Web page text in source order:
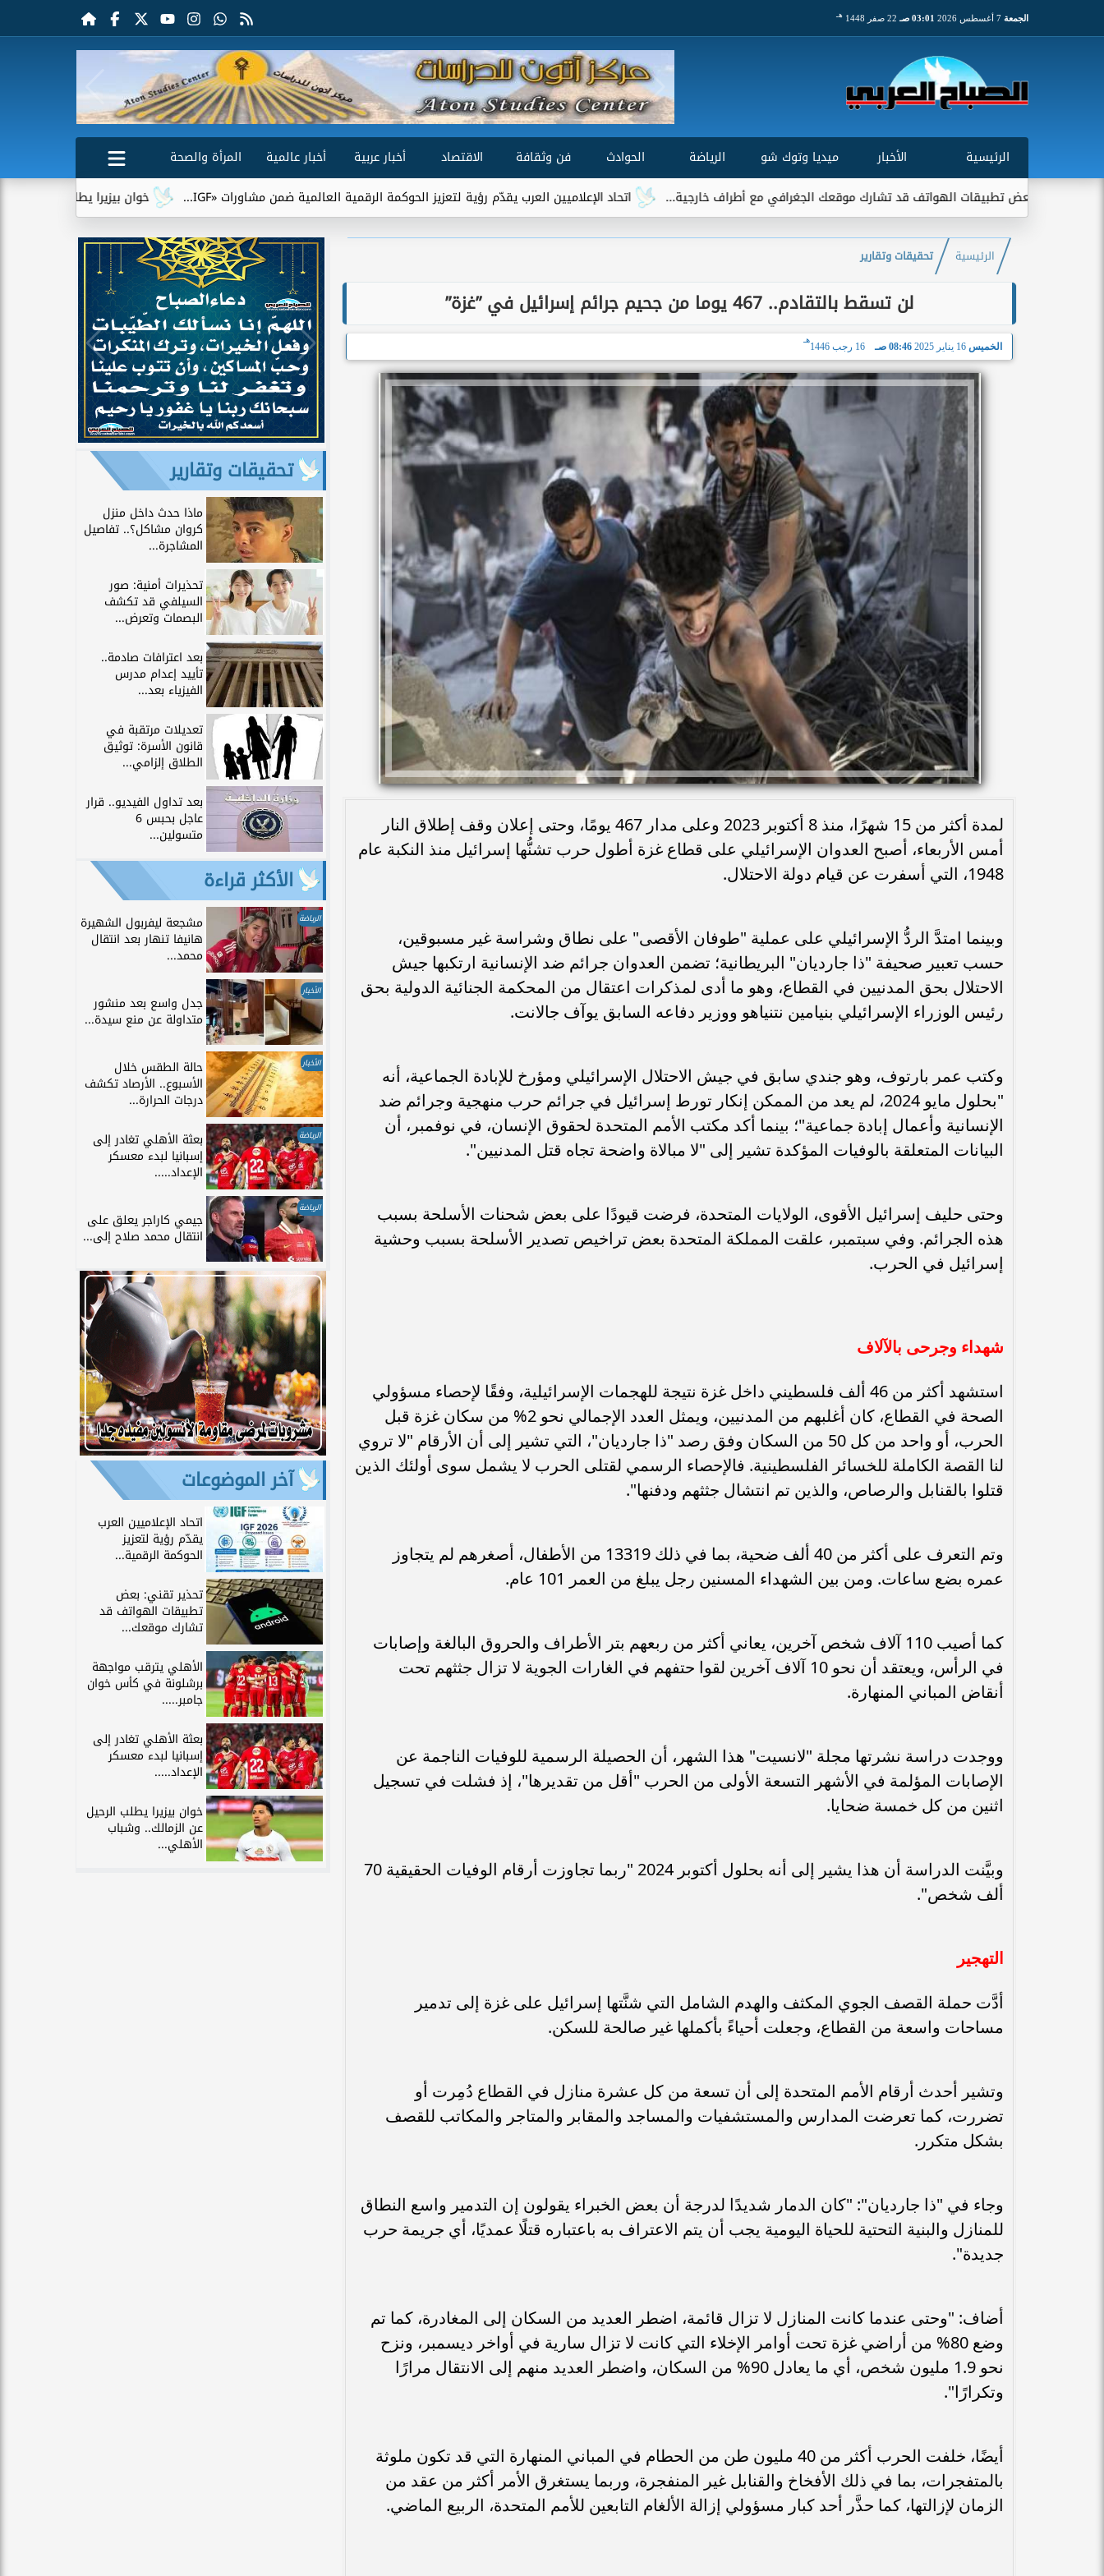
الجمعة 03:01 صـ 22 صفر 1448 هـ
الرئيسية الأخبار ميديا وتوك شو الرياضة الحوادث فن وثقافة الاقتصاد أخبار عربية أخبار عالمية
المرأة والصحة
خوان بيزيرا يطلب الرحيل عن الزمالك..
اتحاد الإعلاميين العرب يقدّم رؤية لتعزيز الحوكمة الرقمية العالمية ضمن مشاورات «IGF... تطبيقات الهواتف قد تشارك موقعك الجغرافي مع أطراف خارجية...
الرئيسية تحقيقات وتقارير
لن تسقط بالتقادم.. 467 يوما من جحيم جرائم إسرائيل في ”غزة”
الخميس 16 يناير 2025 08:46 صـ 16 رجب 1446
هـ
لمدة أكثر من 15 شهرًا، منذ 8 أكتوبر 2023 وعلى مدار 467 يومًا، وحتى إعلان وقف إطلاق النار
أمس الأربعاء، أصبح العدوان الإسرائيلي على قطاع غزة أطول حرب تشنُّها إسرائيل منذ النكبة عام
1948، التي أسفرت عن قيام دولة الاحتلال.
وبينما امتدَّ الردُّ الإسرائيلي على عملية "طوفان الأقصى" على نطاق وشراسة غير مسبوقين،
حسب تعبير صحيفة "ذا جارديان" البريطانية؛ تضمن العدوان جرائم ضد الإنسانية ارتكبها جيش
الاحتلال بحق المدنيين في القطاع، وهو ما أدى لمذكرات اعتقال من المحكمة الجنائية الدولية بحق
رئيس الوزراء الإسرائيلي بنيامين نتنياهو ووزير دفاعه السابق يوآف جالانت.
وكتب عمر بارتوف، وهو جندي سابق في جيش الاحتلال الإسرائيلي ومؤرخ للإبادة الجماعية، أنه
"بحلول مايو 2024، لم يعد من الممكن إنكار تورط إسرائيل في جرائم حرب منهجية وجرائم ضد
الإنسانية وأعمال إبادة جماعية"؛ بينما أكد مكتب الأمم المتحدة لحقوق الإنسان، في نوفمبر، أن
البيانات المتعلقة بالوفيات المؤكدة تشير إلى "لا مبالاة واضحة تجاه قتل المدنيين".
وحتى حليف إسرائيل الأقوى، الولايات المتحدة، فرضت قيودًا على بعض شحنات الأسلحة بسبب
هذه الجرائم. وفي سبتمبر، علقت المملكة المتحدة بعض تراخيص تصدير الأسلحة بسبب وحشية
إسرائيل في الحرب.
شهداء وجرحى بالآلاف
استشهد أكثر من 46 ألف فلسطيني داخل غزة نتيجة للهجمات الإسرائيلية، وفقًا لإحصاء مسؤولي
الصحة في القطاع، كان أغلبهم من المدنيين، ويمثل العدد الإجمالي نحو 2% من سكان غزة قبل
الحرب، أو واحد من كل 50 من السكان وفق رصد "ذا جارديان"، التي تشير إلى أن الأرقام "لا تروي
لنا القصة الكاملة للخسائر الفلسطينية. فالإحصاء الرسمي لقتلى الحرب لا يشمل سوى أولئك الذين
قتلوا بالقنابل والرصاص، والذين تم انتشال جثثهم ودفنها".
وتم التعرف على أكثر من 40 ألف ضحية، بما في ذلك 13319 من الأطفال، أصغرهم لم يتجاوز
عمره بضع ساعات. ومن بين الشهداء المسنين رجل يبلغ من العمر 101 عام.
كما أصيب 110 آلاف شخص آخرين، يعاني أكثر من ربعهم بتر الأطراف والحروق البالغة وإصابات
في الرأس، ويعتقد أن نحو 10 آلاف آخرين لقوا حتفهم في الغارات الجوية لا تزال جثثهم تحت
أنقاض المباني المنهارة.
ووجدت دراسة نشرتها مجلة "لانسيت" هذا الشهر، أن الحصيلة الرسمية للوفيات الناجمة عن
الإصابات المؤلمة في الأشهر التسعة الأولى من الحرب "أقل من تقديرها"، إذ فشلت في تسجيل
اثنين من كل خمسة ضحايا.
وبيَّنت الدراسة أن هذا يشير إلى أنه بحلول أكتوبر 2024 "ربما تجاوزت أرقام الوفيات الحقيقية 70
ألف شخص".
التهجير
أدَّت حملة القصف الجوي المكثف والهدم الشامل التي شنَّتها إسرائيل على غزة إلى تدمير
مساحات واسعة من القطاع، وجعلت أحياءً بأكملها غير صالحة للسكن.
وتشير أحدث أرقام الأمم المتحدة إلى أن تسعة من كل عشرة منازل في القطاع دُمِرت أو
تضررت، كما تعرضت المدارس والمستشفيات والمساجد والمقابر والمتاجر والمكاتب للقصف
بشكل متكرر.
وجاء في "ذا جارديان": "كان الدمار شديدًا لدرجة أن بعض الخبراء يقولون إن التدمير واسع النطاق
للمنازل والبنية التحتية للحياة اليومية يجب أن يتم الاعتراف به باعتباره قتلًا عمديًا، أي جريمة حرب
جديدة".
أضاف: "وحتى عندما كانت المنازل لا تزال قائمة، اضطر العديد من السكان إلى المغادرة، كما تم
وضع 80% من أراضي غزة تحت أوامر الإخلاء التي كانت لا تزال سارية في أواخر ديسمبر، ونزح
نحو 1.9 مليون شخص، أي ما يعادل 90% من السكان، واضطر العديد منهم إلى الانتقال مرارًا
وتكرارًا".
أيضًا، خلفت الحرب أكثر من 40 مليون طن من الحطام في المباني المنهارة التي قد تكون ملوثة
بالمتفجرات، بما في ذلك الأفخاخ والقنابل غير المنفجرة، وربما يستغرق الأمر أكثر من عقد من
الزمان لإزالتها، كما حذَّر أحد كبار مسؤولي إزالة الألغام التابعين للأمم المتحدة، الربيع الماضي.
تحقيقات وتقارير
ماذا حدث داخل منزل
كروان مشاكل؟.. تفاصيل
المشاجرة...
تحذيرات أمنية: صور
السيلفي قد تكشف
البصمات وتعرض...
بعد اعترافات صادمة..
تأييد إعدام مدرس
الفيزياء بعد...
تعديلات مرتقبة في
قانون الأسرة: توثيق
الطلاق إلزامي...
بعد تداول الفيديو.. قرار
عاجل بحبس 6
متسولين...
الأكثر قراءة
الرياضة مشجعة ليفربول الشهيرة
هانيفا تنهار بعد انتقال
محمد...
الأخبار
جدل واسع بعد منشور
متداولة عن منع سيدة...
الأخبار حالة الطقس خلال
الأسبوع.. الأرصاد تكشف
درجات الحرارة...
الرياضة بعثة الأهلي تغادر إلى
إسبانيا لبدء معسكر
الإعداد.....
الرياضة
جيمي كاراجر يعلق على
انتقال محمد صلاح إلى...
آخر الموضوعات
اتحاد الإعلاميين العرب
يقدّم رؤية لتعزيز
الحوكمة الرقمية...
تحذير تقني: بعض
تطبيقات الهواتف قد
تشارك موقعك...
الأهلي يترقب مواجهة
برشلونة في كأس خوان
جامبر.....
بعثة الأهلي تغادر إلى
إسبانيا لبدء معسكر
الإعداد.....
خوان بيزيرا يطلب الرحيل
عن الزمالك.. وشباب
الأهلي...